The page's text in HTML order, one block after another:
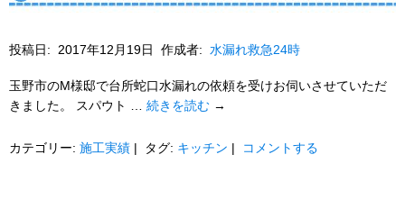
投稿日: 2017年12月19日 作成者: 水漏れ救急24時
玉野市のM様邸で台所蛇口水漏れの依頼を受けお伺いさせていただ
きました。 スパウト … 続きを読む →
カテゴリー: 施工実績 | タグ: キッチン | コメントする